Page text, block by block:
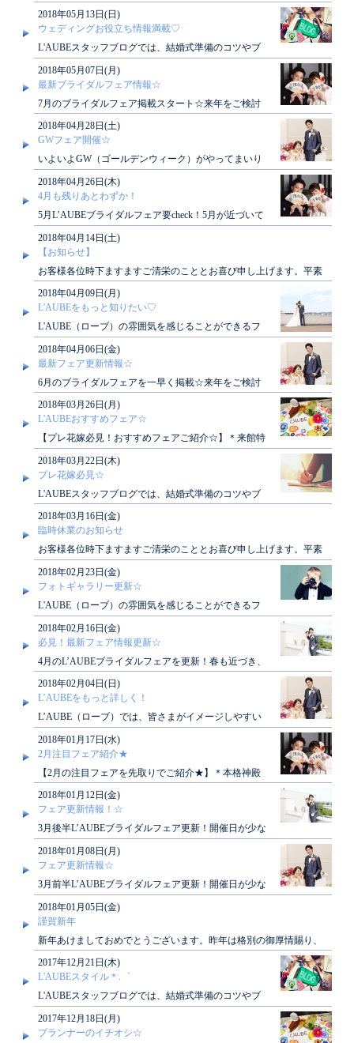
年内挙式の方もまだ間に合う☆もちろん、20..
2018年05月13日(日)
ウェディングお役立ち情報満載♡
L'AUBEスタッフブログでは、結婚式準備のコツやブ
ライダルフェア情報などその他にもブライダル情報が
満載..
2018年05月07日(月)
最新ブライダルフェア情報☆
7月のブライダルフェア掲載スタート☆来年をご検討
中の方はもちろん、2018年内をご検討中のカップル様
も必..
2018年04月28日(土)
GWフェア開催☆
いよいよGW（ゴールデンウィーク）がやってまいり
ます！皆さまは、どうお過ごしになられますか？この
連休中に..
2018年04月26日(木)
4月も残りあとわずか！
5月L’AUBEブライダルフェア要check！5月が近づいて
きましたね( *´艸｀)年内挙式をご検討の方..
2018年04月14日(土)
【お知らせ】
お客様各位時下ますますご清栄のこととお喜び申し上げます。平素
は格別なるご高配を賜り御礼申し上げます。さて..
2018年04月09日(月)
L'AUBEをもっと知りたい♡
L'AUBE（ローブ）の雰囲気を感じることができるフ
ォトギャラリー☆L'AUBE卒花嫁様の皆さまにご協力..
2018年04月06日(金)
最新フェア更新情報☆
6月のブライダルフェアを一早く掲載☆来年をご検討
中の方はもちろん、2018年内をご検討中のカップル様
も必..
2018年03月26日(月)
L'AUBEおすすめフェア☆
【プレ花嫁必見！おすすめフェアご紹介☆】＊来館特
典＆絶品デザート試食 ～結婚式の不安解消
相談会～..
2018年03月22日(木)
プレ花嫁必見☆
L'AUBEスタッフブログでは、結婚式準備のコツやブ
ライダルフェア情報などその他にもブライダル情報が
満載..
2018年03月16日(金)
臨時休業のお知らせ
お客様各位時下ますますご清栄のこととお喜び申し上げます。平素
は格別なるご高配を賜り御礼申し上げます。さて..
2018年02月23日(金)
フォトギャラリー更新☆
L'AUBE（ローブ）の雰囲気を感じることができるフ
ォトギャラリー☆お写真の更新を行いました(^O^)／..
2018年02月16日(金)
必見！最新フェア情報更新☆
4月のL’AUBEブライダルフェアを更新！春も近づき、
暖かくなってきた頃にL'AUBE（ローブ）からカッ..
2018年02月04日(日)
L’AUBEをもっと詳しく！
L’AUBE（ローブ）では、皆さまがイメージしやすい
ようフォト一覧にてお写真をアップしております！ア
イテ..
2018年01月17日(水)
2月注目フェア紹介★
【2月の注目フェアを先取りでご紹介★】＊本格神殿
＆純白チャペル体験 ～スイーツ試食付相談
会～ ..
2018年01月12日(金)
フェア更新情報！☆
3月後半L’AUBEブライダルフェア更新！開催日が少な
い限定フェアも…！？人気フェア情報が盛りだくさん
で..
2018年01月08日(月)
フェア更新情報☆
3月前半L’AUBEブライダルフェア更新！開催日が少な
い限定フェアも…！？人気フェア情報が盛りだくさん
で..
2018年01月05日(金)
謹賀新年
新年あけましておめでとうございます。昨年は格別の御厚情賜り、
深く感謝申し上げます。本年も皆さまに素敵なひ..
2017年12月21日(木)
L'AUBEスタイル＊.゜
L'AUBEスタッフブログでは、結婚式準備のコツやブ
ライダルフェア情報などその他にもブライダル情報が
満載..
2017年12月18日(月)
プランナーのイチオシ☆